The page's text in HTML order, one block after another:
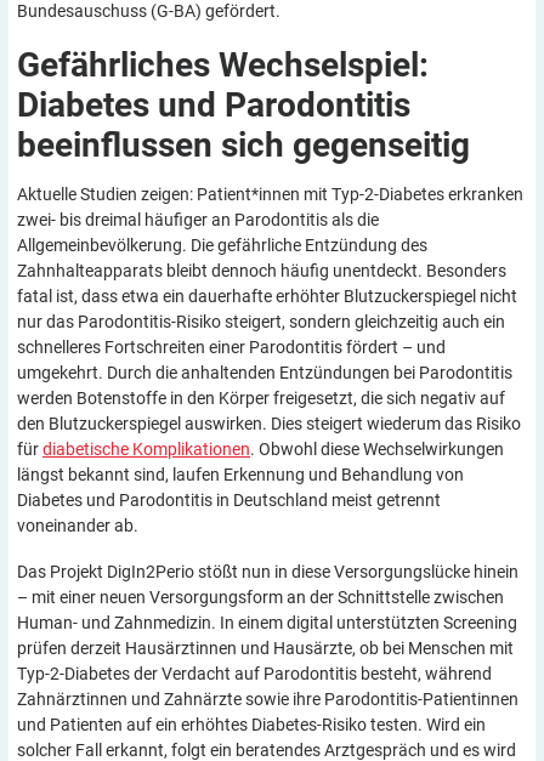
Bundesauschuss (G-BA) gefördert.
Gefährliches Wechselspiel:
Diabetes und Parodontitis
beeinflussen sich gegenseitig
Aktuelle Studien zeigen: Patient*innen mit Typ-2-Diabetes erkranken
zwei- bis dreimal häufiger an Parodontitis als die
Allgemeinbevölkerung. Die gefährliche Entzündung des
Zahnhalteapparats bleibt dennoch häufig unentdeckt. Besonders
fatal ist, dass etwa ein dauerhafte erhöhter Blutzuckerspiegel nicht
nur das Parodontitis-Risiko steigert, sondern gleichzeitig auch ein
schnelleres Fortschreiten einer Parodontitis fördert – und
umgekehrt. Durch die anhaltenden Entzündungen bei Parodontitis
werden Botenstoffe in den Körper freigesetzt, die sich negativ auf
den Blutzuckerspiegel auswirken. Dies steigert wiederum das Risiko
fürdiabetische Komplikationen. Obwohl diese Wechselwirkungen
längst bekannt sind, laufen Erkennung und Behandlung von
Diabetes und Parodontitis in Deutschland meist getrennt
voneinander ab.
Das Projekt DigIn2Perio stößt nun in diese Versorgungslücke hinein
– mit einer neuen Versorgungsform an der Schnittstelle zwischen
Human- und Zahnmedizin. In einem digital unterstützten Screening
prüfen derzeit Hausärztinnen und Hausärzte, ob bei Menschen mit
Typ-2-Diabetes der Verdacht auf Parodontitis besteht, während
Zahnärztinnen und Zahnärzte sowie ihre Parodontitis-Patientinnen
und Patienten auf ein erhöhtes Diabetes-Risiko testen. Wird ein
solcher Fall erkannt, folgt ein beratendes Arztgespräch und es wird